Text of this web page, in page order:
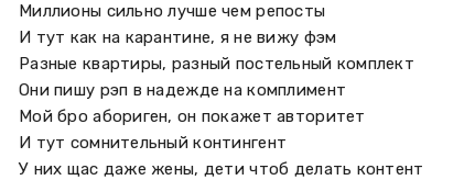
Миллионы сильно лучше чем репосты
И тут как на карантине, я не вижу фэм
Разные квартиры, разный постельный комплект
Они пишу рэп в надежде на комплимент
Мой бро абориген, он покажет авторитет
И тут сомнительный контингент
У них щас даже жены, дети чтоб делать контент